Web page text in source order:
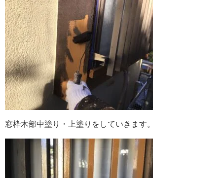
窓枠木部中塗り・上塗りをしていきます。